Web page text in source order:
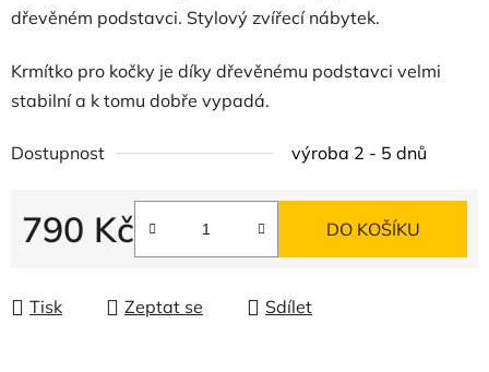
dřevěném podstavci. Stylový zvířecí nábytek.
Krmítko pro kočky je díky dřevěnému podstavci velmi
stabilní a k tomu dobře vypadá.
Dostupnost výroba 2 - 5 dnů
790 Kč DO KOŠÍKU
Tisk Zeptat se Sdílet